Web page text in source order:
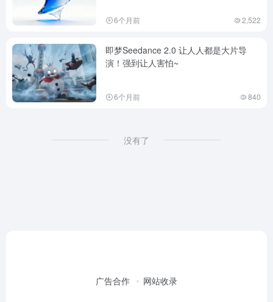
6个月前 2,522
即梦Seedance 2.0 让人人都是大片导
演！强到让人害怕~
6个月前 840
没有了
广告合作 网站收录